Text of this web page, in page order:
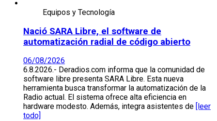
Equipos y Tecnología
Nació SARA Libre, el software de
automatización radial de código abierto
06/08/2026
6.8.2026.- Deradios.com informa que la comunidad de
software libre presenta SARA Libre. Esta nueva
herramienta busca transformar la automatización de la
Radio actual. El sistema ofrece alta eficiencia en
hardware modesto. Además, integra asistentes de
[leer
todo]